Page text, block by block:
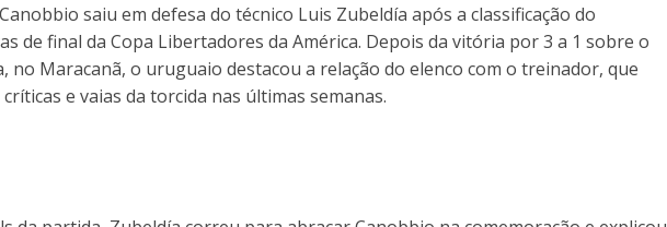
saiu em defesa do técnico Luis Zubeldía após a classificação do
de final da Copa Libertadores da América. Depois da vitória por 3 a 1 sobre o
, no Maracanã, o uruguaio destacou a relação do elenco com o treinador, que
e vaias da torcida nas últimas semanas.